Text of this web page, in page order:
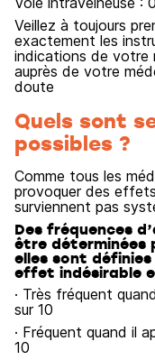
Veillez à toujours
exactement les
indications de votre
auprès de votre
doute
Quels sont
possibles ?
Comme tous les
provoquer des
surviennent pas
Des fréquences
être déterminées
elles sont
effet indésirable
· Très fréquent
sur 10
· Fréquent quand il
10